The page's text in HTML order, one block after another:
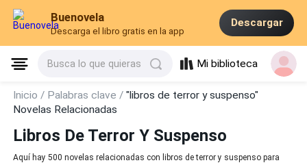
Buenovela
Descarga el libro gratis en la app
Descargar
Busca lo que quieras Mi biblioteca
Inicio / Palabras clave /"libros de terror y suspenso"
Novelas Relacionadas
Libros De Terror Y Suspenso
Aquí hay 500 novelas relacionadas con libros de terror y suspenso para